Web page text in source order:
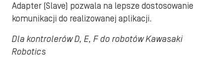
Adapter (Slave) pozwala na lepsze dostosowanie
komunikacji do realizowanej aplikacji.
Dla kontrolerów D, E, F do robotów Kawasaki
Robotics